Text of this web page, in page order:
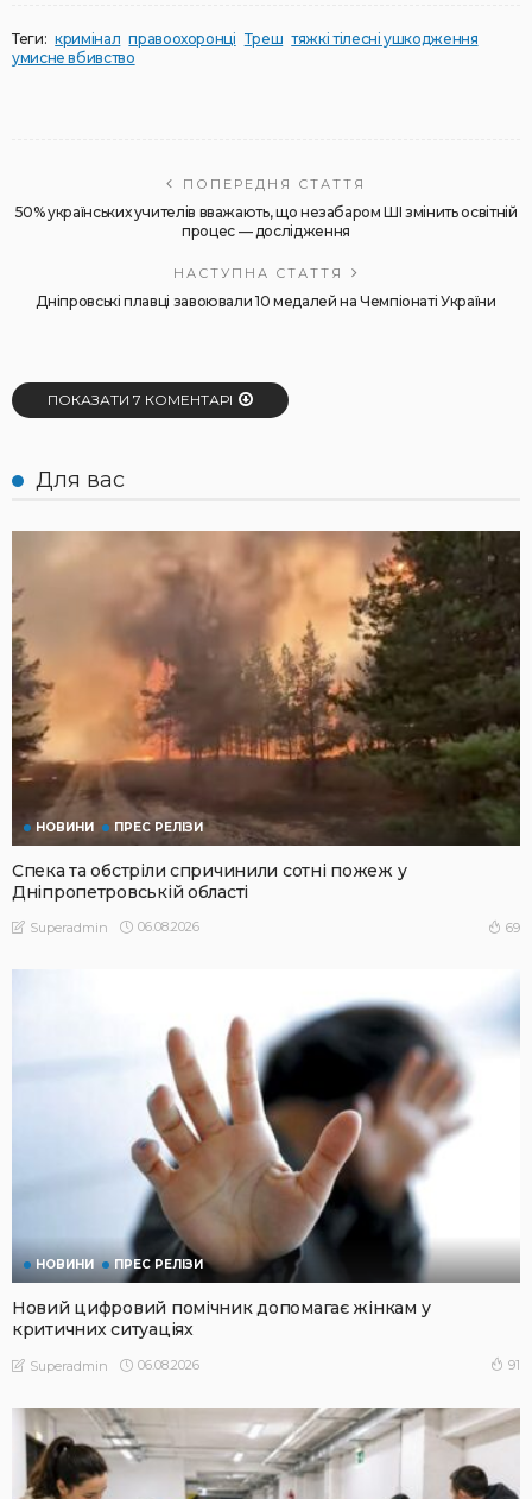
Теги: кримінал правоохоронці Треш тяжкі тілесні ушкодження
умисне вбивство
ПОПЕРЕДНЯ СТАТТЯ
50% українських учителів вважають, що незабаром ШІ змінить освітній
процес — дослідження
НАСТУПНА СТАТТЯ
Дніпровські плавці завоювали 10 медалей на Чемпіонаті України
ПОКАЗАТИ 7 КОМЕНТАРІ
Для вас
НОВИНИ ПРЕС РЕЛІЗИ
Спека та обстріли спричинили сотні пожеж у
Дніпропетровській області
Superadmin 06.08.2026 69
НОВИНИ ПРЕС РЕЛІЗИ
Новий цифровий помічник допомагає жінкам у
критичних ситуаціях
Superadmin 06.08.2026 91